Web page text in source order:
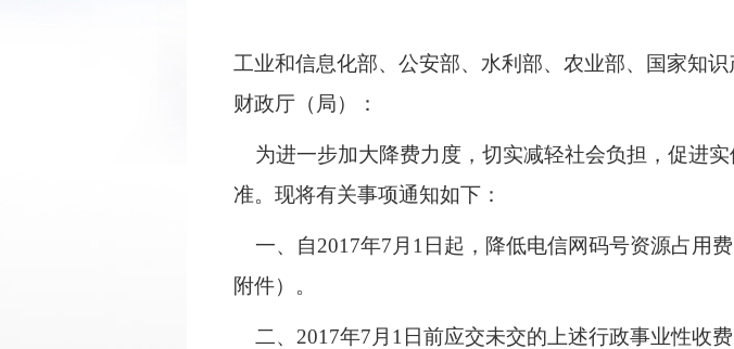
工业和信息化部、公安部、水利部、农业部、国家知
财政厅（局）：
为进一步加大降费力度，切实减轻社会负担，促进
准。现将有关事项通知如下：
一、自2017年7 月 1 日起，降低电信网码号资源占用
附件）。
二、 2017年7 月 1 日前应交未交的上述行政事业性收